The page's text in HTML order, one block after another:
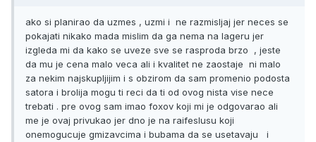
ako si planirao da uzmes , uzmi i ne razmisljaj jer neces se
pokajati nikako mada mislim da ga nema na lageru jer
izgleda mi da kako se uveze sve se rasproda brzo , jeste
da mu je cena malo veca ali i kvalitet ne zaostaje ni malo
za nekim najskupljijim i s obzirom da sam promenio podosta
satora i brolija mogu ti reci da ti od ovog nista vise nece
trebati . pre ovog sam imao foxov koji mi je odgovarao ali
me je ovaj privukao jer dno je na raifeslusu koji
onemogucuje gmizavcima i bubama da se usetavaju i